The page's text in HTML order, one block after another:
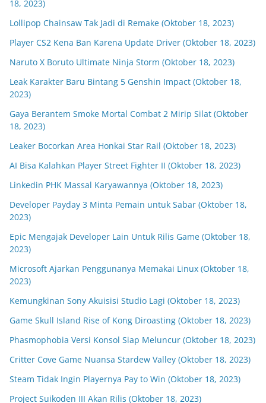
18, 2023)
Lollipop Chainsaw Tak Jadi di Remake (Oktober 18, 2023)
Player CS2 Kena Ban Karena Update Driver (Oktober 18, 2023)
Naruto X Boruto Ultimate Ninja Storm (Oktober 18, 2023)
Leak Karakter Baru Bintang 5 Genshin Impact (Oktober 18,
2023)
Gaya Berantem Smoke Mortal Combat 2 Mirip Silat (Oktober
18, 2023)
Leaker Bocorkan Area Honkai Star Rail (Oktober 18, 2023)
AI Bisa Kalahkan Player Street Fighter II (Oktober 18, 2023)
Linkedin PHK Massal Karyawannya (Oktober 18, 2023)
Developer Payday 3 Minta Pemain untuk Sabar (Oktober 18,
2023)
Epic Mengajak Developer Lain Untuk Rilis Game (Oktober 18,
2023)
Microsoft Ajarkan Penggunanya Memakai Linux (Oktober 18,
2023)
Kemungkinan Sony Akuisisi Studio Lagi (Oktober 18, 2023)
Game Skull Island Rise of Kong Diroasting (Oktober 18, 2023)
Phasmophobia Versi Konsol Siap Meluncur (Oktober 18, 2023)
Critter Cove Game Nuansa Stardew Valley (Oktober 18, 2023)
Steam Tidak Ingin Playernya Pay to Win (Oktober 18, 2023)
Project Suikoden III Akan Rilis (Oktober 18, 2023)